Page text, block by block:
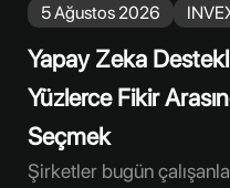
5 Ağustos 2026
Yapay Zeka
Yüzlerce Fikir
Seçmek
Şirketler bugün